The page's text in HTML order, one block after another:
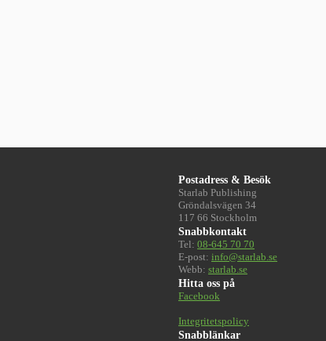
Postadress & Besök
Starlab Publishing
Gröndalsvägen 34
117 66 Stockholm
Snabbkontakt
Tel: 08-645 70 70
E-post: info@starlab.se
Webb: starlab.se
Hitta oss på
Facebook
Integritetspolicy
Snabblänkar